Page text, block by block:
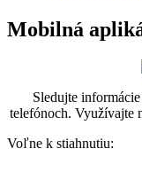
Mobilná
Sledujte
telefónoch. Využívajte
Voľne k stiahnutiu: